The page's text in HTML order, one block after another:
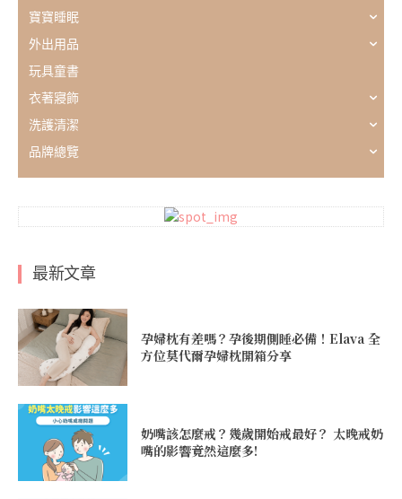
寶寶睡眠
外出用品
玩具童書
衣著寢飾
洗護清潔
品牌總覽
最新文章
孕婦枕有差嗎？孕後期側睡必備！Elava 全
方位莫代爾孕婦枕開箱分享
奶嘴該怎麼戒？幾歲開始戒最好？ 太晚戒奶
嘴的影響竟然這麼多!